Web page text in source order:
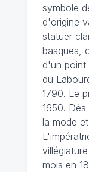
symbole
d'origine
statuer
basques,
d'un
du
1790. Le
1650.
la mode
mois en